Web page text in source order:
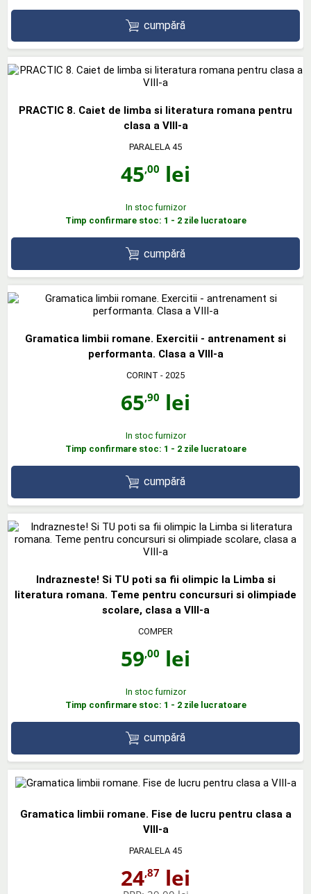
cumpără
PRACTIC 8. Caiet de limba si literatura romana pentru
clasa a VIII-a
PARALELA 45
45,00 lei
In stoc furnizor
Timp confirmare stoc: 1 - 2 zile lucratoare
cumpără
Gramatica limbii romane. Exercitii - antrenament si
performanta. Clasa a VIII-a
CORINT - 2025
65,90 lei
In stoc furnizor
Timp confirmare stoc: 1 - 2 zile lucratoare
cumpără
Indrazneste! Si TU poti sa fii olimpic la Limba si
literatura romana. Teme pentru concursuri si olimpiade
scolare, clasa a VIII-a
COMPER
59,00 lei
In stoc furnizor
Timp confirmare stoc: 1 - 2 zile lucratoare
cumpără
Gramatica limbii romane. Fise de lucru pentru clasa a
VIII-a
PARALELA 45
24,87 lei